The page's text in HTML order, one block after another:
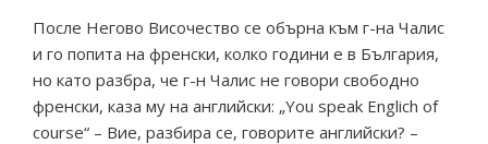
После Негово Височество се обърна към г-на Чалис
и го попита на френски, колко години е в България,
но като разбра, че г-н Чалис не говори свободно
френски, каза му на английски: „You speak Englich of
course“ – Вие, разбира се, говорите английски? –